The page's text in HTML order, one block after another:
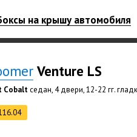
на крышу автомобиля
Venture LS
Cobaltседан, 4 двери, 12-22 гг.